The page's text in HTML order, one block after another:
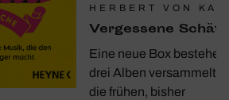
HERBERT VON
Verges­sene
Eine neue Box
drei Alben versammelt
die frühen, bisher